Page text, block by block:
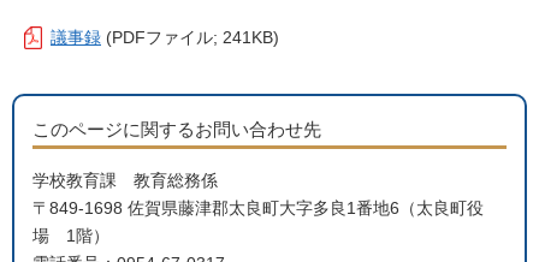
議事録 (PDFファイル; 241KB)
このページに関するお問い合わせ先
学校教育課 教育総務係
〒849-1698 佐賀県藤津郡太良町大字多良1番地6（太良町役
場 1階）